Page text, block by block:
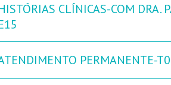
CLÍNICAS-COM DRA.
PERMANENTE-